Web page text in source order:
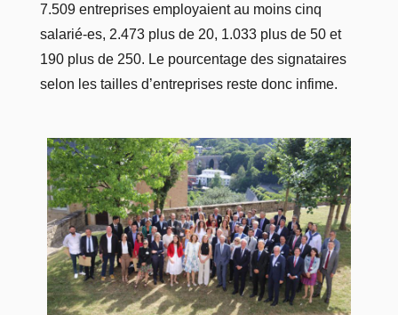
7.509 entreprises employaient au moins cinq
salarié-es, 2.473 plus de 20, 1.033 plus de 50 et
190 plus de 250. Le pourcentage des signataires
selon les tailles d’entreprises reste donc infime.